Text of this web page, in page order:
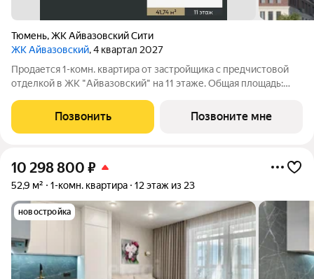
Тюмень,ЖК Айвазовский Сити
ЖК Айвазовский, 4 квартал 2027
Продается 1-комн. квартира от застройщика с предчистовой
отделкой в ЖК "Айвазовский" на 11 этаже. Общая площадь:
столовой: 13.64 кв.м. Все окна выходят на одну сторону. В
квартире один
Позвонить Позвоните мне
10 298 800 ₽
52,9 м² 1-комн. квартира 12 этаж из 23
новостройка